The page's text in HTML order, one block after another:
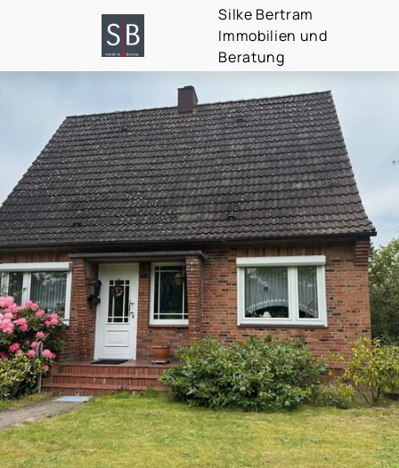
Silke Bertram
Immobilien und
Beratung